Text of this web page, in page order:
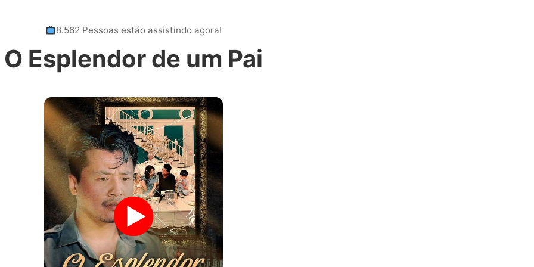
8.562 Pessoas estão assistindo agora!
O Esplendor de um Pai